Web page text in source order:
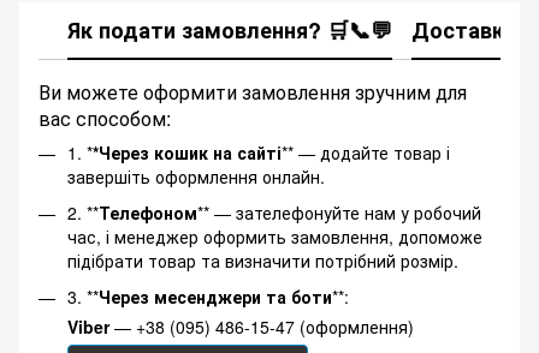
Як подати замовлення? 🛒📞💬 Доставка
Ви можете оформити замовлення зручним для
вас способом:
1. **Через кошик на сайті** — додайте товар і
завершіть оформлення онлайн.
2. **Телефоном** — зателефонуйте нам у робочий
час, і менеджер оформить замовлення, допоможе
підібрати товар та визначити потрібний розмір.
3. **Через месенджери та боти**:
Viber— +38 (095) 486-15-47 (оформлення)